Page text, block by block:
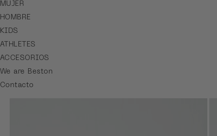
MUJER
HOMBRE
KIDS
ATHLETES
ACCESORIOS
We are Beston
Contacto